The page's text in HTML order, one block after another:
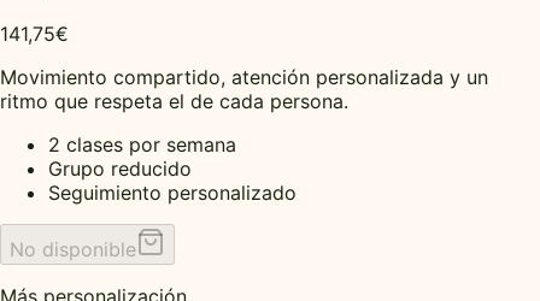
141,75€
Movimiento compartido, atención personalizada y un
ritmo que respeta el de cada persona.
2 clases por semana
Grupo reducido
Seguimiento personalizado
No disponible
Más personalización